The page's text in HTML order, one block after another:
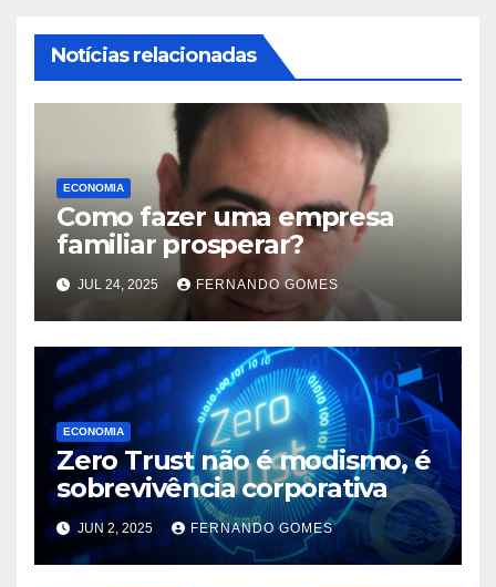
Notícias relacionadas
ECONOMIA
Como fazer uma empresa
familiar prosperar?
JUL 24, 2025 FERNANDO GOMES
ECONOMIA
Zero Trust não é modismo, é
sobrevivência corporativa
JUN 2, 2025 FERNANDO GOMES